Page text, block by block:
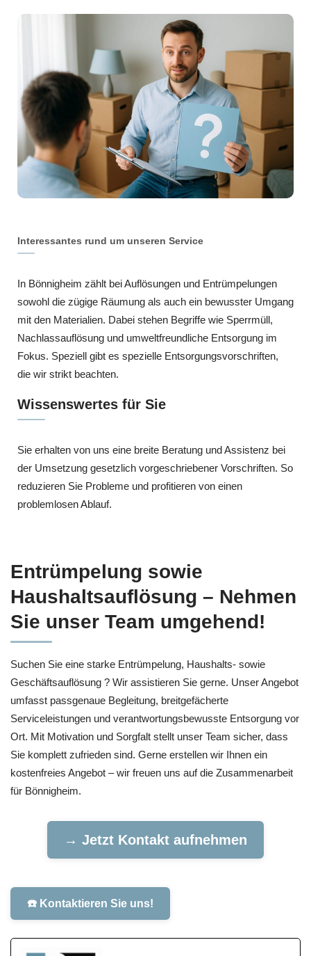
Interessantes rund um unseren Service
In Bönnigheim zählt bei Auflösungen und Entrümpelungen
sowohl die zügige Räumung als auch ein bewusster Umgang
mit den Materialien. Dabei stehen Begriffe wie Sperrmüll,
Nachlassauflösung und umweltfreundliche Entsorgung im
Fokus. Speziell gibt es spezielle Entsorgungsvorschriften,
die wir strikt beachten.
Wissenswertes für Sie
Sie erhalten von uns eine breite Beratung und Assistenz bei
der Umsetzung gesetzlich vorgeschriebener Vorschriften. So
reduzieren Sie Probleme und profitieren von einen
problemlosen Ablauf.
Entrümpelung sowie
Haushaltsauflösung – Nehmen
Sie unser Team umgehend!
Suchen Sie eine starke Entrümpelung, Haushalts- sowie
Geschäftsauflösung ? Wir assistieren Sie gerne. Unser Angebot
umfasst passgenaue Begleitung, breitgefächerte
Serviceleistungen und verantwortungsbewusste Entsorgung vor
Ort. Mit Motivation und Sorgfalt stellt unser Team sicher, dass
Sie komplett zufrieden sind. Gerne erstellen wir Ihnen ein
kostenfreies Angebot – wir freuen uns auf die Zusammenarbeit
für Bönnigheim.
→ Jetzt Kontakt aufnehmen
☎️ Kontaktieren Sie uns!